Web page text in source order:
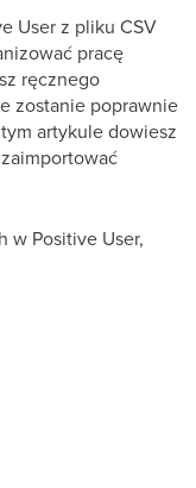
User z pliku CSV
pracę
ręcznego
zostanie poprawnie
artykule dowiesz
w Positive User,